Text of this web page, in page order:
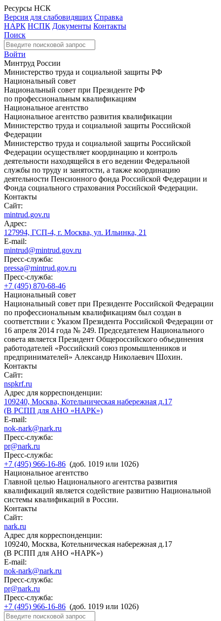
Ресурсы НСК
Версия для слабовидящих Справка
НАРК НСПК Документы Контакты
Поиск
Войти
Минтруд России
Министерство труда и социальной защиты РФ
Национальный совет
Национальный совет при Президенте РФ
по профессиональным квалификациям
Национальное агентство
Национальное агентство развития квалификации
Министерство труда и социальной защиты Российской
Федерации
Министерство труда и социальной защиты Российской
Федерации осуществляет координацию и контроль
деятельности находящейся в его ведении Федеральной
службы по труду и занятости, а также координацию
деятельности Пенсионного фонда Российской Федерации и
Фонда социального страхования Российской Федерации.
Контакты
Сайт:
mintrud.gov.ru
Адрес:
127994, ГСП-4, г. Москва, ул. Ильинка, 21
E-mail:
mintrud@mintrud.gov.ru
Пресс-служба:
pressa@mintrud.gov.ru
Пресс-служба:
+7 (495) 870-68-46
Национальный совет
Национальный совет при Президенте Российской Федерации
по профессиональным квалификациям был создан в
соответствии с Указом Президента Российской Федерации от
16 апреля 2014 года № 249. Председателем Национального
совета является Президент Общероссийского объединения
работодателей «Российский союз промышленников и
предпринимателей» Александр Николаевич Шохин.
Контакты
Сайт:
nspkrf.ru
Адрес для корреспонденции:
109240, Москва, Котельническая набережная д.17
(В РСПП для АНО «НАРК»)
E-mail:
nok-nark@nark.ru
Пресс-служба:
pr@nark.ru
Пресс-служба:
+7 (495) 966-16-86 (доб. 1019 или 1026)
Национальное агентство
Главной целью Национального агентства развития
квалификаций является содействие развитию Национальной
системы квалификаций в России.
Контакты
Сайт:
nark.ru
Адрес для корреспонденции:
109240, Москва, Котельническая набережная д.17
(В РСПП для АНО «НАРК»)
E-mail:
nok-nark@nark.ru
Пресс-служба:
pr@nark.ru
Пресс-служба:
+7 (495) 966-16-86 (доб. 1019 или 1026)